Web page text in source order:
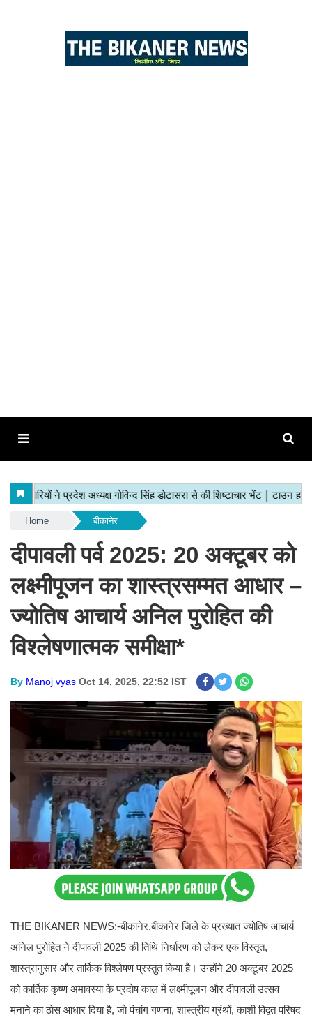
Home बीकानेर
दीपावली पर्व 2025: 20 अक्टूबर को
लक्ष्मीपूजन का शास्त्रसम्मत आधार –
ज्योतिष आचार्य अनिल पुरोहित की
विश्लेषणात्मक समीक्षा*
By Manoj vyas Oct 14, 2025, 22:52 IST
THE BIKANER NEWS:-बीकानेर,बीकानेर जिले के प्रख्यात ज्योतिष आचार्य
अनिल पुरोहित ने दीपावली 2025 की तिथि निर्धारण को लेकर एक विस्तृत,
शास्त्रानुसार और तार्किक विश्लेषण प्रस्तुत किया है। उन्होंने 20 अक्टूबर 2025
को कार्तिक कृष्ण अमावस्या के प्रदोष काल में लक्ष्मीपूजन और दीपावली उत्सव
मनाने का ठोस आधार दिया है, जो पंचांग गणना, शास्त्रीय ग्रंथों, काशी विद्वत परिषद